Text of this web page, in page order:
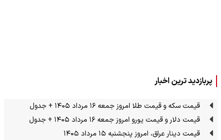
پربازدید ترین اخبار
قیمت سکه و قیمت طلا امروز جمعه ۱۶ مرداد ۱۴۰۵ + جدول
قیمت دلار و قیمت یورو امروز جمعه ۱۶ مرداد ۱۴۰۵ + جدول
قیمت دینار عراق، امروز پنجشنبه ۱۵ مرداد ۱۴۰۵